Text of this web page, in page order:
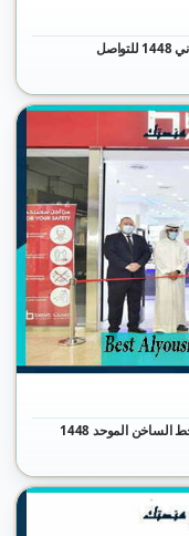
رقم شركة الغاز السعودية خدمة العملاء الموحد المجاني 1448 للتواصل
رقم خدمة عملاء بست اليوسفي Best Alyousifi الخط الساخن الموحد 1448